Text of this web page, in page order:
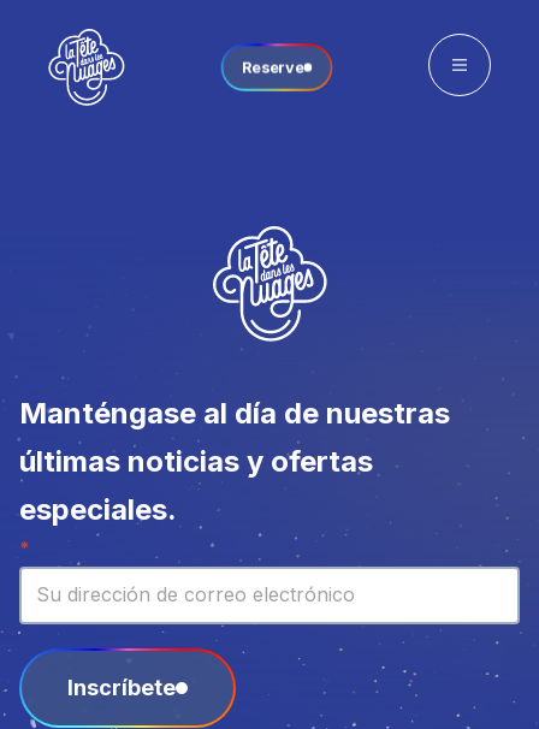
Reserve
Manténgase al día de nuestras
últimas noticias y ofertas
especiales.
Boletín
*
Inscríbete